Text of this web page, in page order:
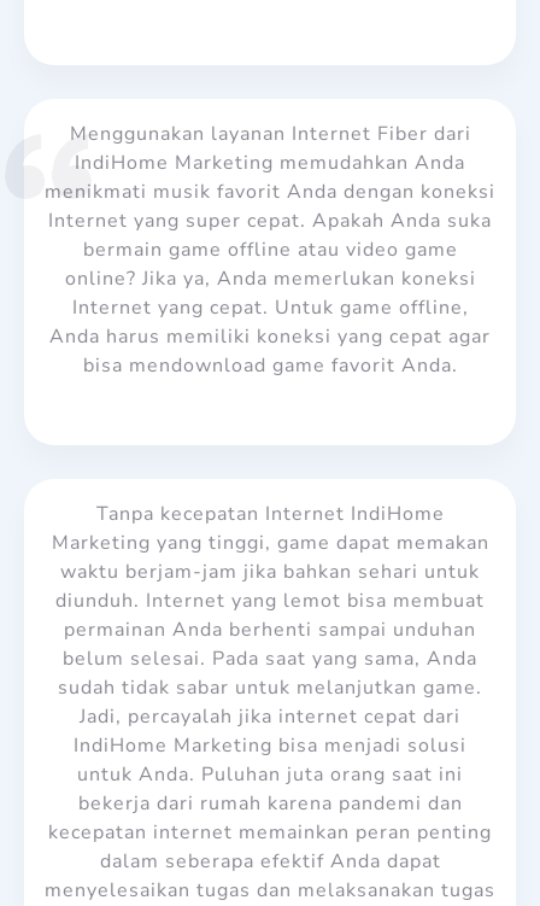
Menggunakan layanan Internet Fiber dari
IndiHome Marketing memudahkan Anda
menikmati musik favorit Anda dengan koneksi
Internet yang super cepat. Apakah Anda suka
bermain game offline atau video game
online? Jika ya, Anda memerlukan koneksi
Internet yang cepat. Untuk game offline,
Anda harus memiliki koneksi yang cepat agar
bisa mendownload game favorit Anda.
Tanpa kecepatan Internet IndiHome
Marketing yang tinggi, game dapat memakan
waktu berjam-jam jika bahkan sehari untuk
diunduh. Internet yang lemot bisa membuat
permainan Anda berhenti sampai unduhan
belum selesai. Pada saat yang sama, Anda
sudah tidak sabar untuk melanjutkan game.
Jadi, percayalah jika internet cepat dari
IndiHome Marketing bisa menjadi solusi
untuk Anda. Puluhan juta orang saat ini
bekerja dari rumah karena pandemi dan
kecepatan internet memainkan peran penting
dalam seberapa efektif Anda dapat
menyelesaikan tugas dan melaksanakan tugas